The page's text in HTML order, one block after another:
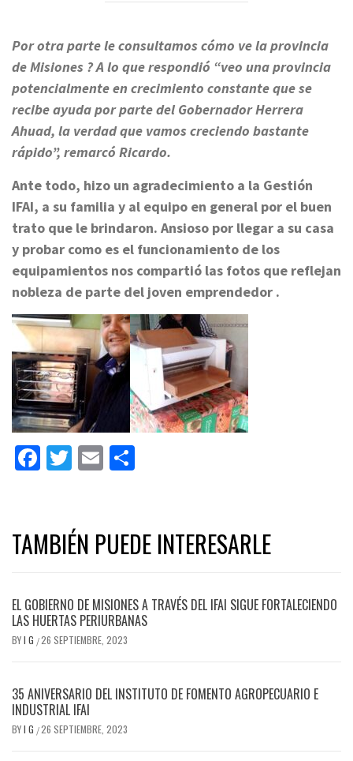
Por otra parte le consultamos cómo ve la provincia
de Misiones ? A lo que respondió “veo una provincia
potencialmente en crecimiento constante que se
recibe ayuda por parte del Gobernador Herrera
Ahuad, la verdad que vamos creciendo bastante
rápido”, remarcó Ricardo.
Ante todo, hizo un agradecimiento a la Gestión
IFAI, a su familia y al equipo en general por el buen
trato que le brindaron. Ansioso por llegar a su casa
y probar como es el funcionamiento de los
equipamientos nos compartió las fotos que reflejan
nobleza de parte del joven emprendedor .
Facebook
Twitter
Email
TAMBIÉN PUEDE INTERESARLE
EL GOBIERNO DE MISIONES A TRAVÉS DEL IFAI SIGUE FORTALECIENDO
LAS HUERTAS PERIURBANAS
BYI G /26 SEPTIEMBRE, 2023
35 ANIVERSARIO DEL INSTITUTO DE FOMENTO AGROPECUARIO E
INDUSTRIAL IFAI
BYI G /26 SEPTIEMBRE, 2023